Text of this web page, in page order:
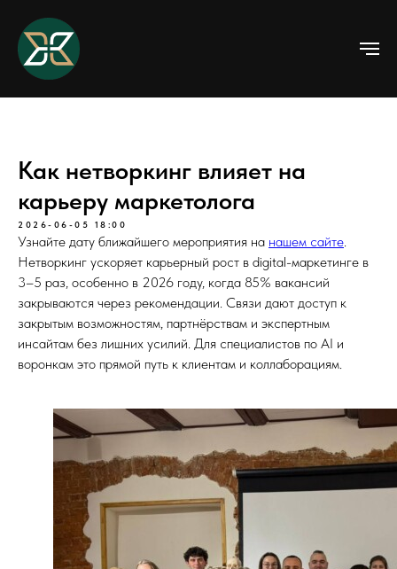
Как нетворкинг влияет на
карьеру маркетолога
2026-06-05 18:00
Узнайте дату ближайшего мероприятия на нашем сайте.
Нетворкинг ускоряет карьерный рост в digital-маркетинге в
3–5 раз, особенно в 2026 году, когда 85% вакансий
закрываются через рекомендации. Связи дают доступ к
закрытым возможностям, партнёрствам и экспертным
инсайтам без лишних усилий. Для специалистов по AI и
воронкам это прямой путь к клиентам и коллаборациям.